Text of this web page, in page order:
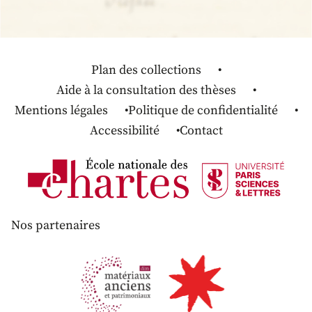
Plan des collections
Aide à la consultation des thèses
Mentions légales
Politique de confidentialité
Accessibilité
Contact
Nos partenaires